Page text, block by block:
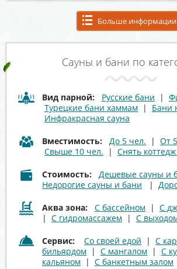
Больше информации
Сауны и бани по
Вид парной: Русские бани |
Турецкие бани хаммам | Бани
Инфракрасная сауна
Вместимость: До 5 чел. | От
Свыше 10 чел. | Снять
Стоимость: Дешевые сауны и
Недорогие сауны и бани |
Аква зона: С бассейном | С
| С гидромассажем | С
Сервис: Со своей едой | С
бильярдом | С мангалом | С
кальяном | С банкетным залом